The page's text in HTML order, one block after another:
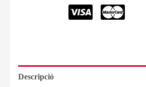
Descripció